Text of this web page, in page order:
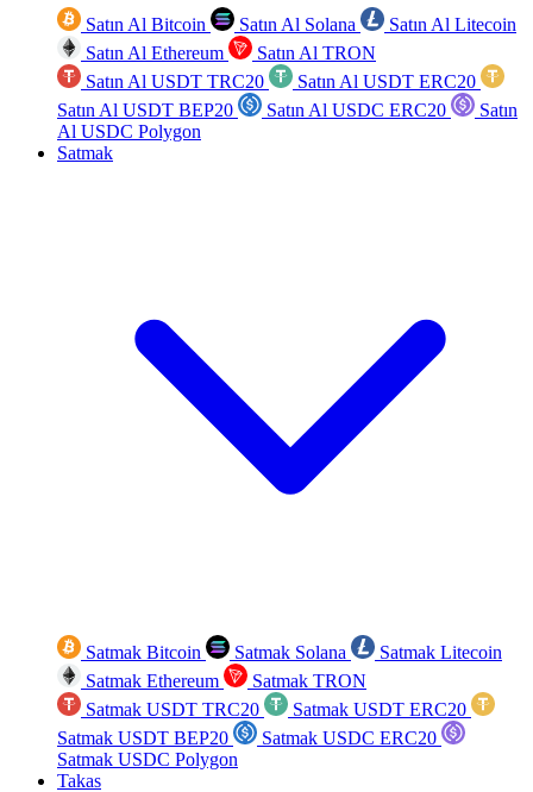
Satın Al Bitcoin Satın Al Solana
Satın Al Litecoin
Satın Al Ethereum
Satın Al TRON
Satın Al USDT TRC20
Satın Al USDT ERC20
Satın Al USDT BEP20
Satın Al USDC ERC20
Satın
Al USDC Polygon
Satmak
Satmak Bitcoin Satmak Solana
Satmak Litecoin
Satmak Ethereum
Satmak TRON
Satmak USDT TRC20
Satmak USDT ERC20
Satmak USDT BEP20
Satmak USDC ERC20
Satmak USDC Polygon
Takas